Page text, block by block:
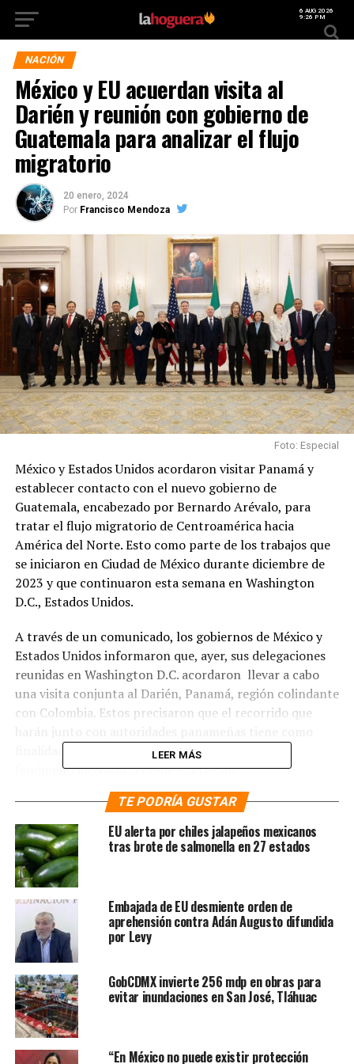
6 AUG 2026
9:26 PM
NACIÓN
México y EU acuerdan visita al
Darién y reunión con gobierno de
Guatemala para analizar el flujo
migratorio
20 enero, 2024
Por Francisco Mendoza
Foto: Especial
México y Estados Unidos acordaron visitar Panamá y
establecer contacto con el nuevo gobierno de
Guatemala, encabezado por Bernardo Arévalo, para
tratar el flujo migratorio de Centroamérica hacia
América del Norte. Esto como parte de los trabajos que
se iniciaron en Ciudad de México durante diciembre de
2023 y que continuaron esta semana en Washington
D.C., Estados Unidos.
A través de un comunicado, los gobiernos de México y
Estados Unidos informaron que, ayer, sus delegaciones
reunidas en Washington D.C. acordaron llevar a cabo
una visita conjunta al Darién, Panamá, región colindante
con Colombia. Estos precisaron que el recorrido que
finalidad entender cómo se está produciendo el
fenómeno migratorio desde esa región.
En segundo lugar, ambas naciones norteamericanas
anunciaron que buscarán reunirse con el Gobierno de
Guatemala para explorar las mejores formas de
fortalecer la cooperación. Cabe señalar que actualmente
el gobierno mexicano se ha mostrado cercano con
Bernardo Arévalo; en tanto, el estadounidense ha
mostrado distanciamiento con Alejandro Giammattei,
antecesor del actual mandatario, a quien señala por
supuesta corrupción
Te puede interesar:Fijan
audiencia para el 22 febrero en
LEER MÁS
TE PODRÍA GUSTAR
EU alerta por chiles jalapeños mexicanos
tras brote de salmonella en 27 estados
Embajada de EU desmiente orden de
aprehensión contra Adán Augusto difundida
por Levy
GobCDMX invierte 256 mdp en obras para
evitar inundaciones en San José, Tláhuac
“En México no puede existir protección